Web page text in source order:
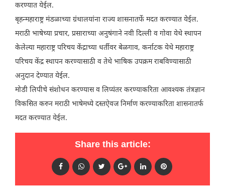
करण्यात येईल.
बृहन्महाराष्ट्र मंडळाच्या ग्रंथालयांना राज्य शासनातर्फे मदत करण्यात येईल.
मराठी भाषेच्या प्रचार, प्रसाराच्या अनुषंगाने नवी दिल्ली व गोवा येथे स्थापन
केलेल्या महाराष्ट्र परिचय केंद्राच्या धर्तीवर बेळगाव, कर्नाटक येथे महाराष्ट्र
परिचय केंद्र स्थापन करण्यासाठी व तेथे भाषिक उपक्रम राबविण्यासाठी
अनुदान देण्यात येईल.
मोडी लिपीचे संशोधन करण्यास व लिप्यंतर करण्याकरिता आवश्यक तंत्रज्ञान
विकसित करुन मराठी भाषेमध्ये दस्तऐवज निर्माण करण्याकरिता शासनातर्फ
मदत करण्यात येईल.
Share this article: